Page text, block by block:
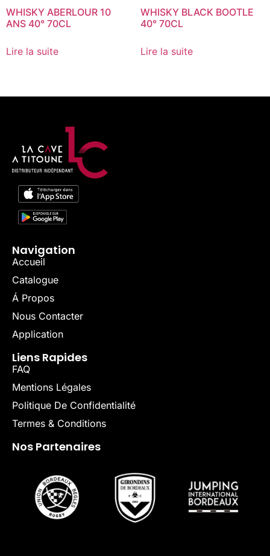
WHISKY ABERLOUR 10
ANS 40° 70CL
Lire la suite
WHISKY BLACK BOOTLE
40° 70CL
Lire la suite
Navigation
Accueil
Catalogue
Á Propos
Nous Contacter
Application
Liens Rapides
FAQ
Mentions Légales
Politique De Confidentialité
Termes & Conditions
Nos Partenaires